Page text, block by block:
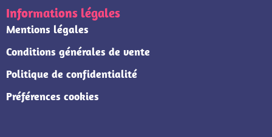
Informations légales
Mentions légales
Conditions générales de vente
Politique de confidentialité
Préférences cookies